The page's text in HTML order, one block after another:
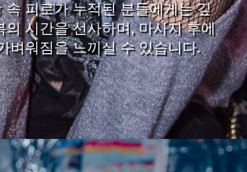
속 피로가 누적된 분들에게는 깊
의 시간을 선사하며, 마사지 후에
벼워짐을 느끼실 수 있습니다.